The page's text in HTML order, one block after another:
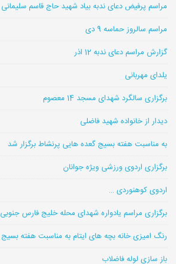
مراسم پرفیض دعای ندبه بیاد شهید حاج قاسم سلیمانی
مراسم سالروز حماسه 9 دی
گزارش مراسم دعای ندبه 12 اذر
یلدای مهربانی
برگزاری سالگرد شهدای مسجد 14 معصوم
دیدار از خانواده شهید فاضلی
به مناسبت هفته بسیج گعده هایی پرنشاط برگزار شد
برگزاری اردوی ورزشی ویژه جوانان
اردوی کوهنوردی …
برگزاری مراسم یادواره شهدای محله خلیج فارس جنوبی
رنگ امیزی خانه بچه های ایتام به مناسبت هفته بسیج
باز سازی لوله فاضلاب